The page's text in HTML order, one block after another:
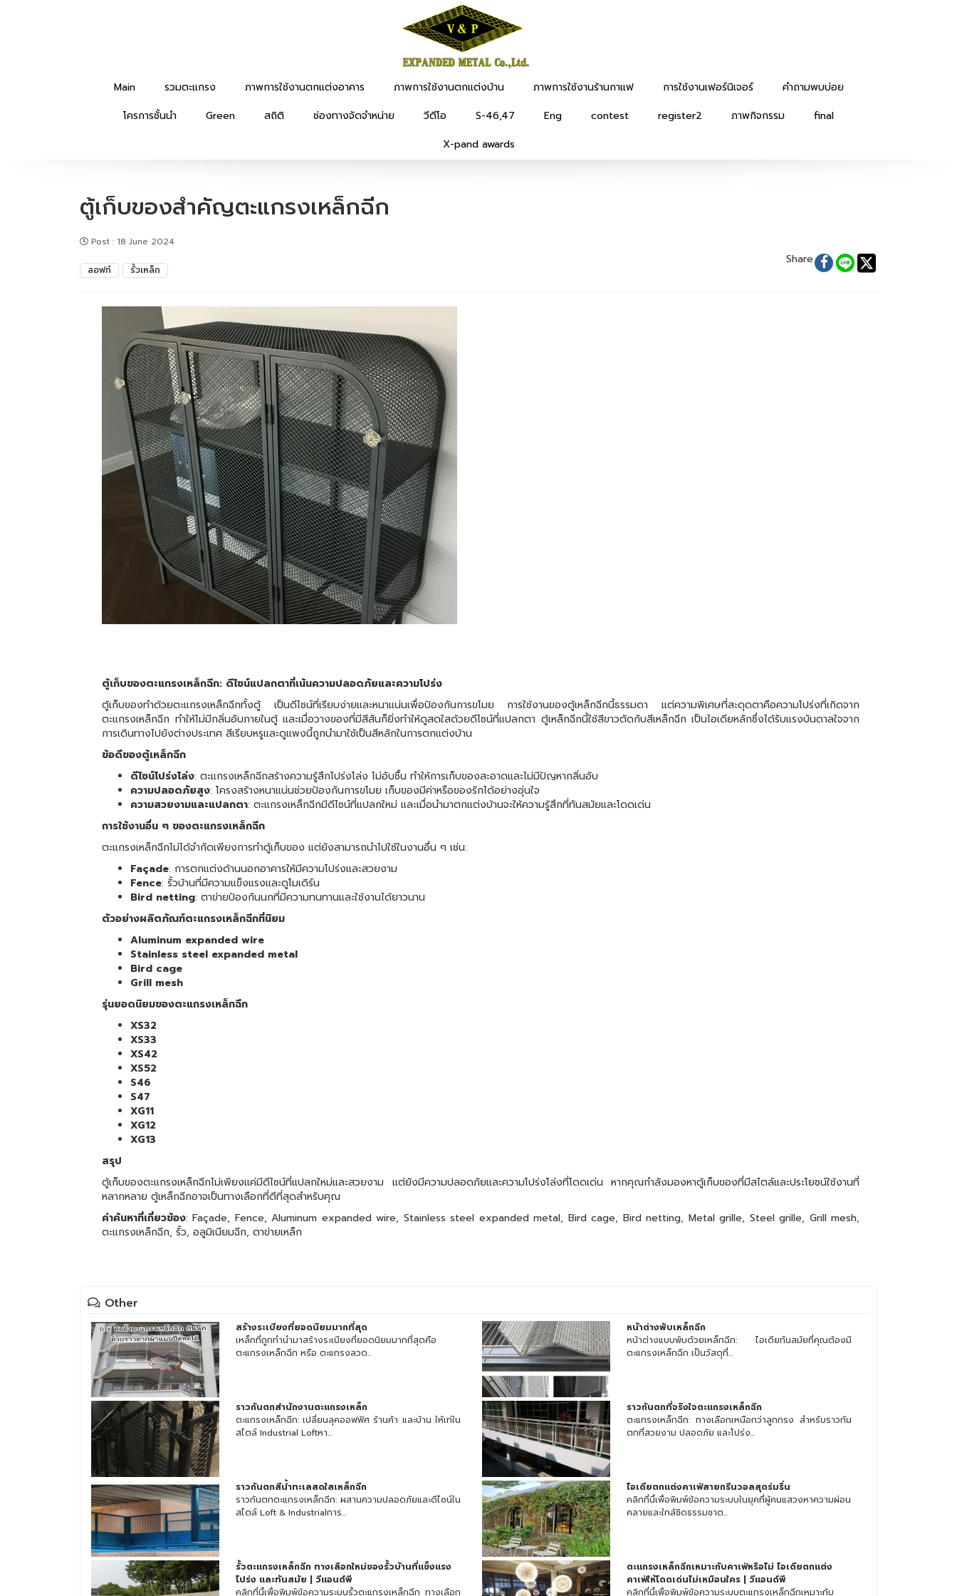
Main รวมตะแกรง ภาพการใช้งานตกแต่งอาคาร ภาพการใช้งานตกแต่งบ้าน ภาพการใช้งานร้านกาแฟ การใช้งานเฟอร์นิเจอร์
คำถามพบบ่อย
โครการชั้นนำ
Green สถิติ ช่องทางจัดจำหน่าย วีดีโอ S-46,47 Eng contest register2 ภาพกิจกรรม
final
X-pand awards
ตู้เก็บของสำคัญตะแกรงเหล็กฉีก
Post : 18 June 2024
ลอฟท์ รั้วเหล็ก
Share
ตู้เก็บของตะแกรงเหล็กฉีก: ดีไซน์แปลกตาที่เน้นความปลอดภัยและความโปร่ง
ตู้เก็บของทำด้วยตะแกรงเหล็กฉีกทั้งตู้ เป็นดีไซน์ที่เรียบง่ายและหนาแน่นเพื่อป้องกันการขโมย การใช้งานของตู้เหล็กฉีกนี้ธรรมดา แต่ความพิเศษที่สะดุดตาคือความโปร่งที่เกิดจาก
ตะแกรงเหล็กฉีก ทำให้ไม่มีกลิ่นอับภายในตู้ และเมื่อวางของที่มีสีสันก็ยิ่งทำให้ดูสดใสด้วยดีไซน์ที่แปลกตา ตู้เหล็กฉีกนี้ใช้สีขาวตัดกับสีเหล็กฉีก เป็นไอเดียหลักซึ่งได้รับแรงบันดาลใจจาก
การเดินทางไปยังต่างประเทศ สีเรียบหรูและดูแพงนี้ถูกนำมาใช้เป็นสีหลักในการตกแต่งบ้าน
ข้อดีของตู้เหล็กฉีก
ดีไซน์โปร่งโล่ง: ตะแกรงเหล็กฉีกสร้างความรู้สึกโปร่งโล่ง ไม่อับชื้น ทำให้การเก็บของสะอาดและไม่มีปัญหากลิ่นอับ
ความปลอดภัยสูง: โครงสร้างหนาแน่นช่วยป้องกันการขโมย เก็บของมีค่าหรือของรักได้อย่างอุ่นใจ
ความสวยงามและแปลกตา: ตะแกรงเหล็กฉีกมีดีไซน์ที่แปลกใหม่ และเมื่อนำมาตกแต่งบ้านจะให้ความรู้สึกที่ทันสมัยและโดดเด่น
การใช้งานอื่น ๆ ของตะแกรงเหล็กฉีก
ตะแกรงเหล็กฉีกไม่ได้จำกัดเพียงการทำตู้เก็บของ แต่ยังสามารถนำไปใช้ในงานอื่น ๆ เช่น:
Façade: การตกแต่งด้านนอกอาคารให้มีความโปร่งและสวยงาม
Fence: รั้วบ้านที่มีความแข็งแรงและดูโมเดิร์น
Bird netting: ตาข่ายป้องกันนกที่มีความทนทานและใช้งานได้ยาวนาน
ตัวอย่างผลิตภัณฑ์ตะแกรงเหล็กฉีกที่นิยม
Aluminum expanded wire
Stainless steel expanded metal
Bird cage
Grill mesh
รุ่นยอดนิยมของตะแกรงเหล็กฉีก
XS32
XS33
XS42
XS52
S46
S47
XG11
XG12
XG13
สรุป
ตู้เก็บของตะแกรงเหล็กฉีกไม่เพียงแค่มีดีไซน์ที่แปลกใหม่และสวยงาม แต่ยังมีความปลอดภัยและความโปร่งโล่งที่โดดเด่น หากคุณกำลังมองหาตู้เก็บของที่มีสไตล์และประโยชน์ใช้งานที่
หลากหลาย ตู้เหล็กฉีกอาจเป็นทางเลือกที่ดีที่สุดสำหรับคุณ
คำค้นหาที่เกี่ยวข้อง: Façade, Fence, Aluminum expanded wire, Stainless steel expanded metal, Bird cage, Bird netting, Metal grille, Steel grille, Grill mesh,
ตะแกรงเหล็กฉีก, รั้ว, อลูมิเนียมฉีก, ตาข่ายเหล็ก
Other
สร้างระเบียงที่ยอดนิยมมากที่สุด
เหล็กที่ถูกทำนำมาสร้างระเบียงที่ยอดนิยมมากที่สุดคือ
ตะแกรงเหล็กฉีก หรือ ตะแกรงลวด...
หน้าต่างพับเหล็กฉีก
หน้าต่างแบบพับด้วยเหล็กฉีก: ไอเดียทันสมัยที่คุณต้องมี
ตะแกรงเหล็กฉีก เป็นวัสดุที่...
ราวกันตกสำนักงานตะแกรงเหล็ก
ตะแกรงเหล็กฉีก: เปลี่ยนลุคออฟฟิศ ร้านค้า และบ้าน ให้เท่ใน
สไตล์ Industrial Loftหา...
ราวกันตกที่จริงใจตะแกรงเหล็กฉีก
ตะแกรงเหล็กฉีก: ทางเลือกเหนือกว่าลูกกรง สำหรับราวกัน
ตกที่สวยงาม ปลอดภัย และโปร่ง...
ราวกันตกสีน้ำทะเลสดใสเหล็กฉีก
ราวกันตกตะแกรงเหล็กฉีก: ผสานความปลอดภัยและดีไซน์ใน
สไตล์ Loft & Industrialการ...
ไอเดียตกแต่งคาเฟ่สายกรีนวอลสุดร่มรื่น
คลิกที่นี้เพื่อพิมพ์ข้อความระบบในยุคที่ผู้คนแสวงหาความผ่อน
คลายและใกล้ชิดธรรมชาต...
รั้วตะแกรงเหล็กฉีก ทางเลือกใหม่ของรั้วบ้านที่แข็งแรง
โปร่ง และทันสมัย | วีแอนด์พี
คลิกที่นี้เพื่อพิมพ์ข้อความระบบรั้วตะแกรงเหล็กฉีก ทางเลือก
ตะแกรงเหล็กฉีกเหมาะกับคาเฟ่หรือไม่ ไอเดียตกแต่ง
คาเฟ่ให้โดดเด่นไม่เหมือนใคร | วีแอนด์พี
คลิกที่นี้เพื่อพิมพ์ข้อความระบบตะแกรงเหล็กฉีกเหมาะกับ